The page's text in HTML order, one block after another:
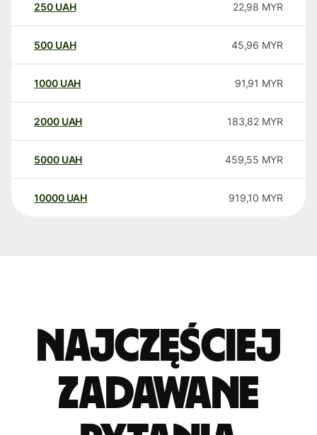
250 UAH 22,98 MYR
500 UAH 45,96 MYR
1000 UAH 91,91 MYR
2000 UAH 183,82 MYR
5000 UAH 459,55 MYR
10000 UAH 919,10 MYR
Najczęściej
zadawane